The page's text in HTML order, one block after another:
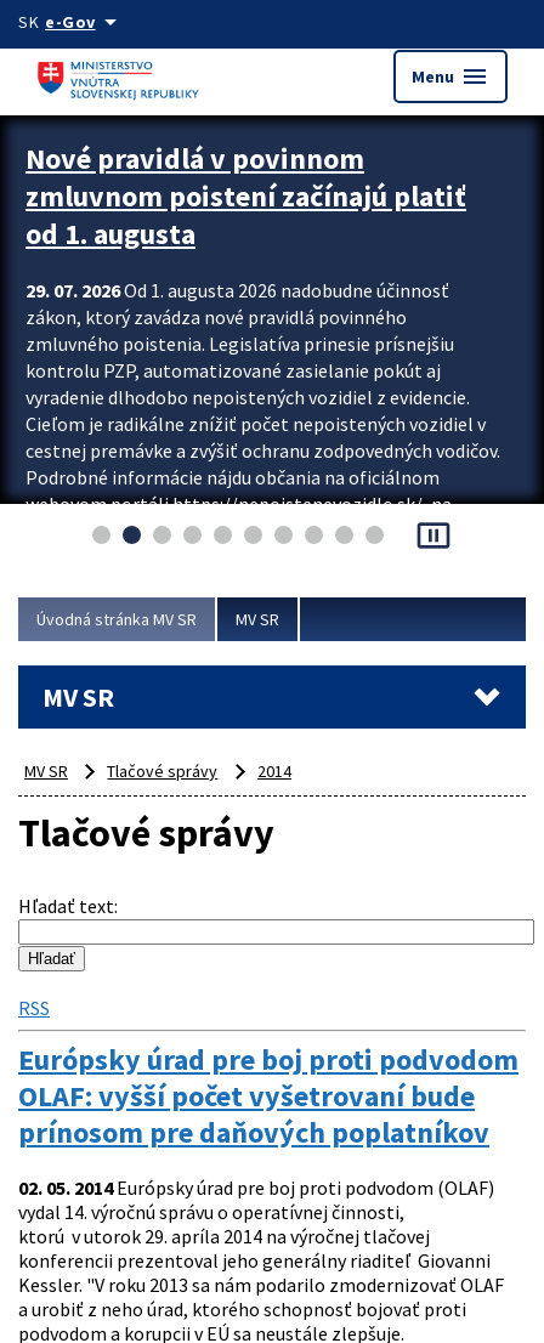
Preskocit na hlavný obsah
SK e-Govarrow_drop_down
Menu menu
Zastavit automatický posun upútavok
Nové pravidlá v povinnom
zmluvnom poistení začínajú platiť
od 1. augusta
29. 07. 2026Od 1. augusta 2026 nadobudne účinnosť
zákon, ktorý zavádza nové pravidlá povinného
zmluvného poistenia. Legislatíva prinesie prísnejšiu
kontrolu PZP, automatizované zasielanie pokút aj
vyradenie dlhodobo nepoistených vozidiel z evidencie.
Cieľom je radikálne znížiť počet nepoistených vozidiel v
cestnej premávke a zvýšiť ochranu zodpovedných vodičov.
Podrobné informácie nájdu občania na oficiálnom
webovom portáli https://nepoistenevozidlo.sk/, na
ktorom od augusta pribudne aj možnosť overiť si...
pause_presentation
Úvodná stránka MV SR MV SR
MV SR
MV SR Tlačové správy 2014
Tlačové správy
Hľadať text:
RSS
Európsky úrad pre boj proti podvodom
OLAF: vyšší počet vyšetrovaní bude
prínosom pre daňových poplatníkov
02. 05. 2014Európsky úrad pre boj proti podvodom (OLAF)
vydal 14. výročnú správu o operatívnej činnosti,
ktorú v utorok 29. apríla 2014 na výročnej tlačovej
konferencii prezentoval jeho generálny riaditeľ Giovanni
Kessler. "V roku 2013 sa nám podarilo zmodernizovať OLAF
a urobiť z neho úrad, ktorého schopnosť bojovať proti
podvodom a korupcii v EÚ sa neustále zlepšuje.